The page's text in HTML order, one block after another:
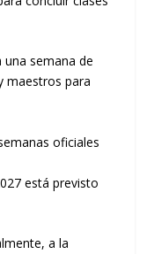
semana de
maestros para
oficiales
está previsto
a la